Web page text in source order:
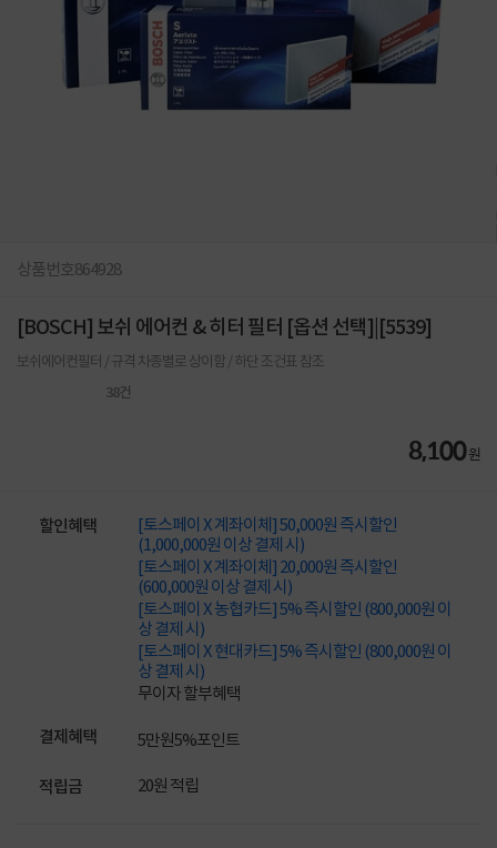
상품번호864928
[BOSCH] 보쉬 에어컨 & 히터 필터 [옵션 선택]|[5539]
보쉬에어컨필터 / 규격 차종별로 상이함 / 하단 조건표 참조
38건
8,100원
할인혜택
[토스페이 X 계좌이체] 50,000원 즉시할인
(1,000,000원 이상 결제 시)
[토스페이 X 계좌이체] 20,000원 즉시할인
(600,000원 이상 결제 시)
[토스페이 X 농협카드] 5% 즉시할인 (800,000원 이
상 결제 시)
[토스페이 X 현대카드] 5% 즉시할인 (800,000원 이
상 결제 시)
무이자 할부혜택
결제혜택 5만원5%포인트
적립금 20원 적립